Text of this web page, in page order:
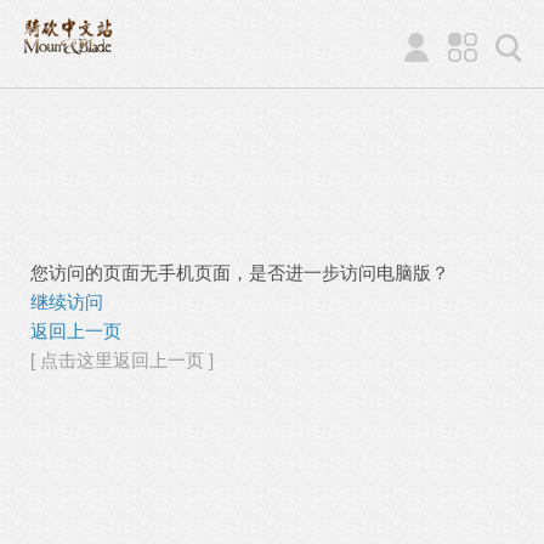
您访问的页面无手机页面，是否进一步访问电脑版？
继续访问
返回上一页
[ 点击这里返回上一页 ]